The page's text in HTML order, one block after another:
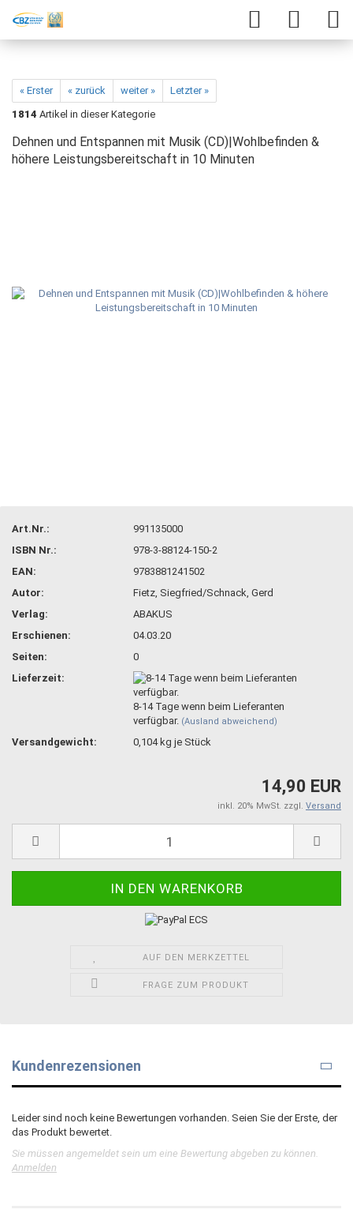
« Erster « zurück weiter »
Letzter »
1814 Artikel in dieser Kategorie
Dehnen und Entspannen mit Musik (CD)|Wohlbefinden &
höhere Leistungsbereitschaft in 10 Minuten
Art.Nr.:
991135000
ISBN Nr.:
978-3-88124-150-2
EAN:
9783881241502
Autor:
Fietz, Siegfried/Schnack, Gerd
Verlag:
ABAKUS
Erschienen:
04.03.20
Seiten:
0
Lieferzeit:
8-14 Tage wenn beim Lieferanten
verfügbar. (Ausland abweichend)
Versandgewicht: 0,104kg je Stück
14,90 EUR
inkl. 20% MwSt. zzgl. Versand
AUF DEN MERKZETTEL
FRAGE ZUM PRODUKT
Kundenrezensionen
Leider sind noch keine Bewertungen vorhanden. Seien Sie der Erste, der
das Produkt bewertet.
Sie müssen angemeldet sein um eine Bewertung abgeben zu können.
Anmelden